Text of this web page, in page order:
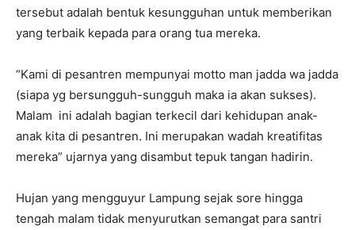
tersebut adalah bentuk kesungguhan untuk memberikan
yang terbaik kepada para orang tua mereka.
“Kami di pesantren mempunyai motto man jadda wa jadda
(siapa yg bersungguh-sungguh maka ia akan sukses).
Malam ini adalah bagian terkecil dari kehidupan anak-
anak kita di pesantren. Ini merupakan wadah kreatifitas
mereka” ujarnya yang disambut tepuk tangan hadirin.
Hujan yang mengguyur Lampung sejak sore hingga
tengah malam tidak menyurutkan semangat para santri